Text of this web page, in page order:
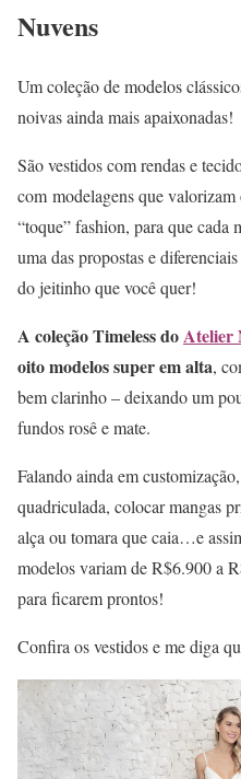
Nuvens
Um coleção de modelos
noivas ainda mais apaixonadas!
São vestidos com rendas e
com modelagens que
“toque” fashion, para que
uma das propostas e
do jeitinho que você quer!
A coleção Timeless doAtelier
oito modelos super em alta,
bem clarinho – deixando um
fundos rosê e mate.
Falando ainda em
quadriculada, colocar mangas
alça ou tomara que caia…e
modelos variam de R$6.900 a
para ficarem prontos!
Confira os vestidos e me diga